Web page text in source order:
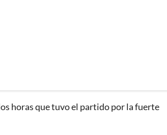
horas que tuvo el partido por la fuerte